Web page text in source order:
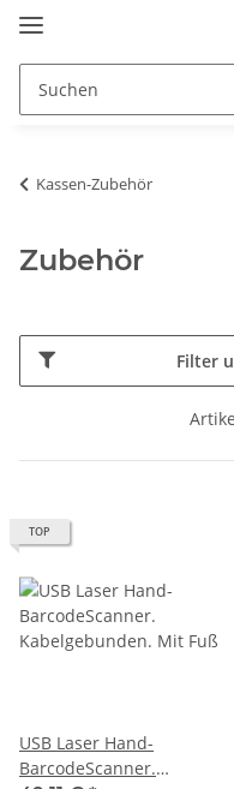
Kassen-Zubehör
Zubehör
Filter
TOP
USB Laser Hand-
BarcodeScanner.